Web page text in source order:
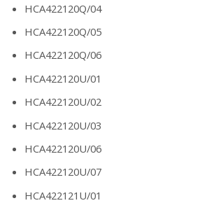
HCA422120Q/04
HCA422120Q/05
HCA422120Q/06
HCA422120U/01
HCA422120U/02
HCA422120U/03
HCA422120U/06
HCA422120U/07
HCA422121U/01